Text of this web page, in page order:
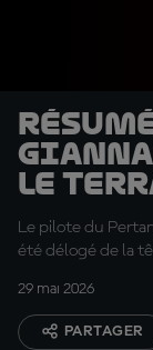
le
Le pilote du
été délogé de la
29 mai 2026
PARTAGER